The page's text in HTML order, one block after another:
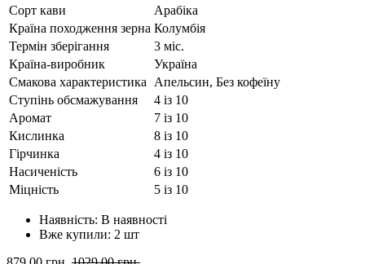
Сорт кави
Арабіка
Країна походження зерна Колумбія
Термін зберігання
3 міс.
Країна-виробник
Україна
Смакова характеристика
Апельсин, Без кофеїну
Ступінь обсмажування
4 із 10
Аромат
7 із 10
Кислинка
8 із 10
Гірчинка
4 із 10
Насиченість
6 із 10
Міцність
5 із 10
Наявність: В наявності
Вже купили: 2 шт